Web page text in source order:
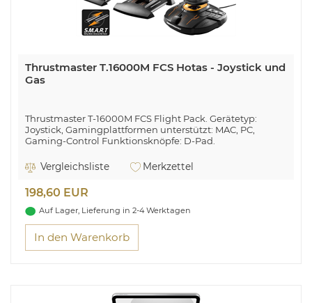
Thrustmaster T.16000M FCS Hotas - Joystick und
Gas
Thrustmaster T-16000M FCS Flight Pack. Gerätetyp:
Joystick, Gamingplattformen unterstützt: MAC, PC,
Gaming-Control Funktionsknöpfe: D-Pad.
USB. Produktfarbe: Schwarz, Gehäusematerial: Kunststoff,
Gummi. Unterstützt Windows-Betriebssysteme: Windows
Enterprise,Windows 10 Enterprise.... Breite: 200 mm,
Tiefe: 240 mm, Höhe: 205 mm
Vergleichsliste Merkzettel
198,60 EUR
Auf Lager, Lieferung in 2-4 Werktagen
In den Warenkorb